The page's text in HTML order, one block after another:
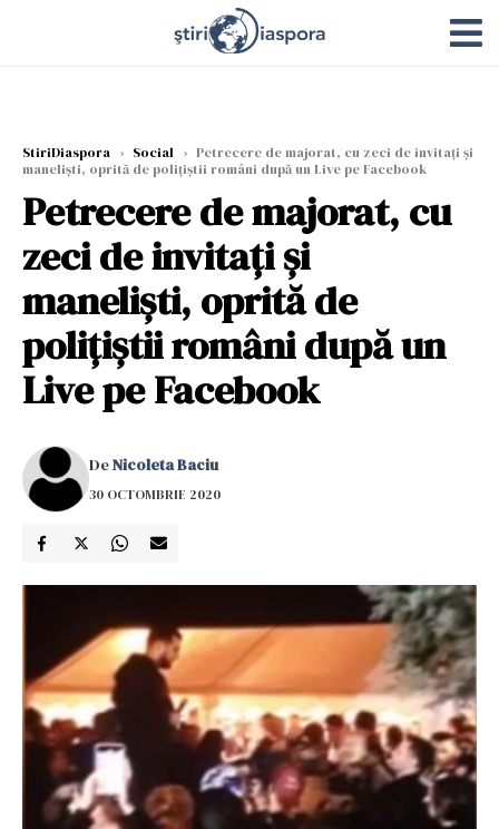
StiriDiaspora › Social › Petrecere de majorat, cu zeci de invitați și
manelişti, oprită de polițiştii români după un Live pe Facebook
Petrecere de majorat, cu
zeci de invitați și
manelişti, oprită de
polițiştii români după un
Live pe Facebook
DeNicoleta Baciu
30 OCTOMBRIE 2020